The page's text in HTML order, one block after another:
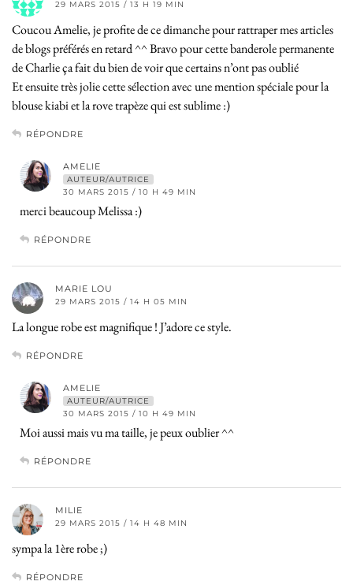
29 MARS 2015 / 13 H 19 MIN
Coucou Amelie, je profite de ce dimanche pour rattraper mes articles
de blogs préférés en retard ^^ Bravo pour cette banderole permanente
de Charlie ça fait du bien de voir que certains n’ont pas oublié
Et ensuite très jolie cette sélection avec une mention spéciale pour la
blouse kiabi et la rove trapèze qui est sublime :)
RÉPONDRE
AMELIE
AUTEUR/AUTRICE
30 MARS 2015 / 10 H 49 MIN
merci beaucoup Melissa :)
RÉPONDRE
MARIE LOU
29 MARS 2015 / 14 H 05 MIN
La longue robe est magnifique ! J’adore ce style.
RÉPONDRE
AMELIE
AUTEUR/AUTRICE
30 MARS 2015 / 10 H 49 MIN
Moi aussi mais vu ma taille, je peux oublier ^^
RÉPONDRE
MILIE
29 MARS 2015 / 14 H 48 MIN
sympa la 1ère robe ;)
RÉPONDRE